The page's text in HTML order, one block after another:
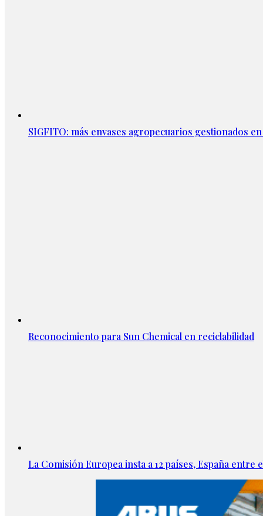
SIGFITO: más envases agropecuarios gestionados en
Reconocimiento para Sun Chemical en reciclabilidad
La Comisión Europea insta a 12 países, España